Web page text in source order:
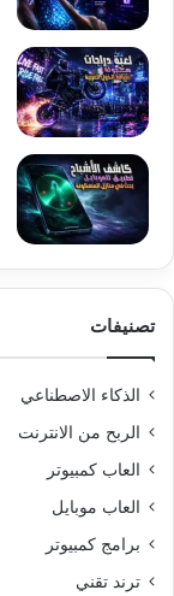
تصنيفات
الذكاء الاصطناعي
الربح من الانترنت
العاب كمبيوتر
العاب موبايل
برامج كمبيوتر
ترند تقني